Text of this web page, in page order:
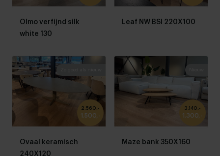
Olmo verfijnd silk
white 130
Leaf NW BSI 220X100
2.560,-
1.500,-
Ovaal keramisch
240X120
3.140,-
1.300,-
Maze bank 350X160